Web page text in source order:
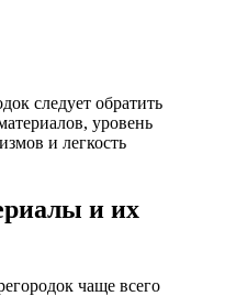
следует обратить
уровень
и легкость
и их
чаще всего